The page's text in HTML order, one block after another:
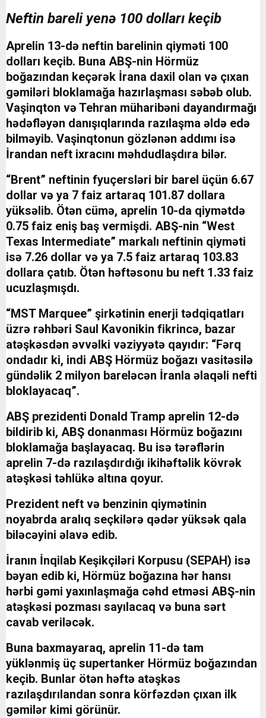
Neftin bareli yenə 100 dolları keçib
Aprelin 13-də neftin barelinin qiyməti 100
dolları keçib. Buna ABŞ-nin Hörmüz
boğazından keçərək İrana daxil olan və çıxan
gəmiləri bloklamağa hazırlaşması səbəb olub.
Vaşinqton və Tehran müharibəni dayandırmağı
hədəfləyən danışıqlarında razılaşma əldə edə
bilməyib. Vaşinqtonun gözlənən addımı isə
İrandan neft ixracını məhdudlaşdıra bilər.
“Brent” neftinin fyuçersləri bir barel üçün 6.67
dollar və ya 7 faiz artaraq 101.87 dollara
yüksəlib. Ötən cümə, aprelin 10-da qiymətdə
0.75 faiz eniş baş vermişdi. ABŞ-nin “West
Texas Intermediate” markalı neftinin qiyməti
isə 7.26 dollar və ya 7.5 faiz artaraq 103.83
dollara çatıb. Ötən həftəsonu bu neft 1.33 faiz
ucuzlaşmışdı.
“MST Marquee” şirkətinin enerji tədqiqatları
üzrə rəhbəri Saul Kavonikin fikrincə, bazar
atəşkəsdən əvvəlki vəziyyətə qayıdır: “Fərq
ondadır ki, indi ABŞ Hörmüz boğazı vasitəsilə
gündəlik 2 milyon bareləcən İranla əlaqəli nefti
bloklayacaq”.
ABŞ prezidenti Donald Tramp aprelin 12-də
bildirib ki, ABŞ donanması Hörmüz boğazını
bloklamağa başlayacaq. Bu isə tərəflərin
aprelin 7-də razılaşdırdığı ikihəftəlik kövrək
atəşkəsi təhlükə altına qoyur.
Prezident neft və benzinin qiymətinin
noyabrda aralıq seçkilərə qədər yüksək qala
biləcəyini əlavə edib.
İranın İnqilab Keşikçiləri Korpusu (SEPAH) isə
bəyan edib ki, Hörmüz boğazına hər hansı
hərbi gəmi yaxınlaşmağa cəhd etməsi ABŞ-nin
atəşkəsi pozması sayılacaq və buna sərt
cavab veriləcək.
Buna baxmayaraq, aprelin 11-də tam
yüklənmiş üç supertanker Hörmüz boğazından
keçib. Bunlar ötən həftə atəşkəs
razılaşdırılandan sonra körfəzdən çıxan ilk
gəmilər kimi görünür.